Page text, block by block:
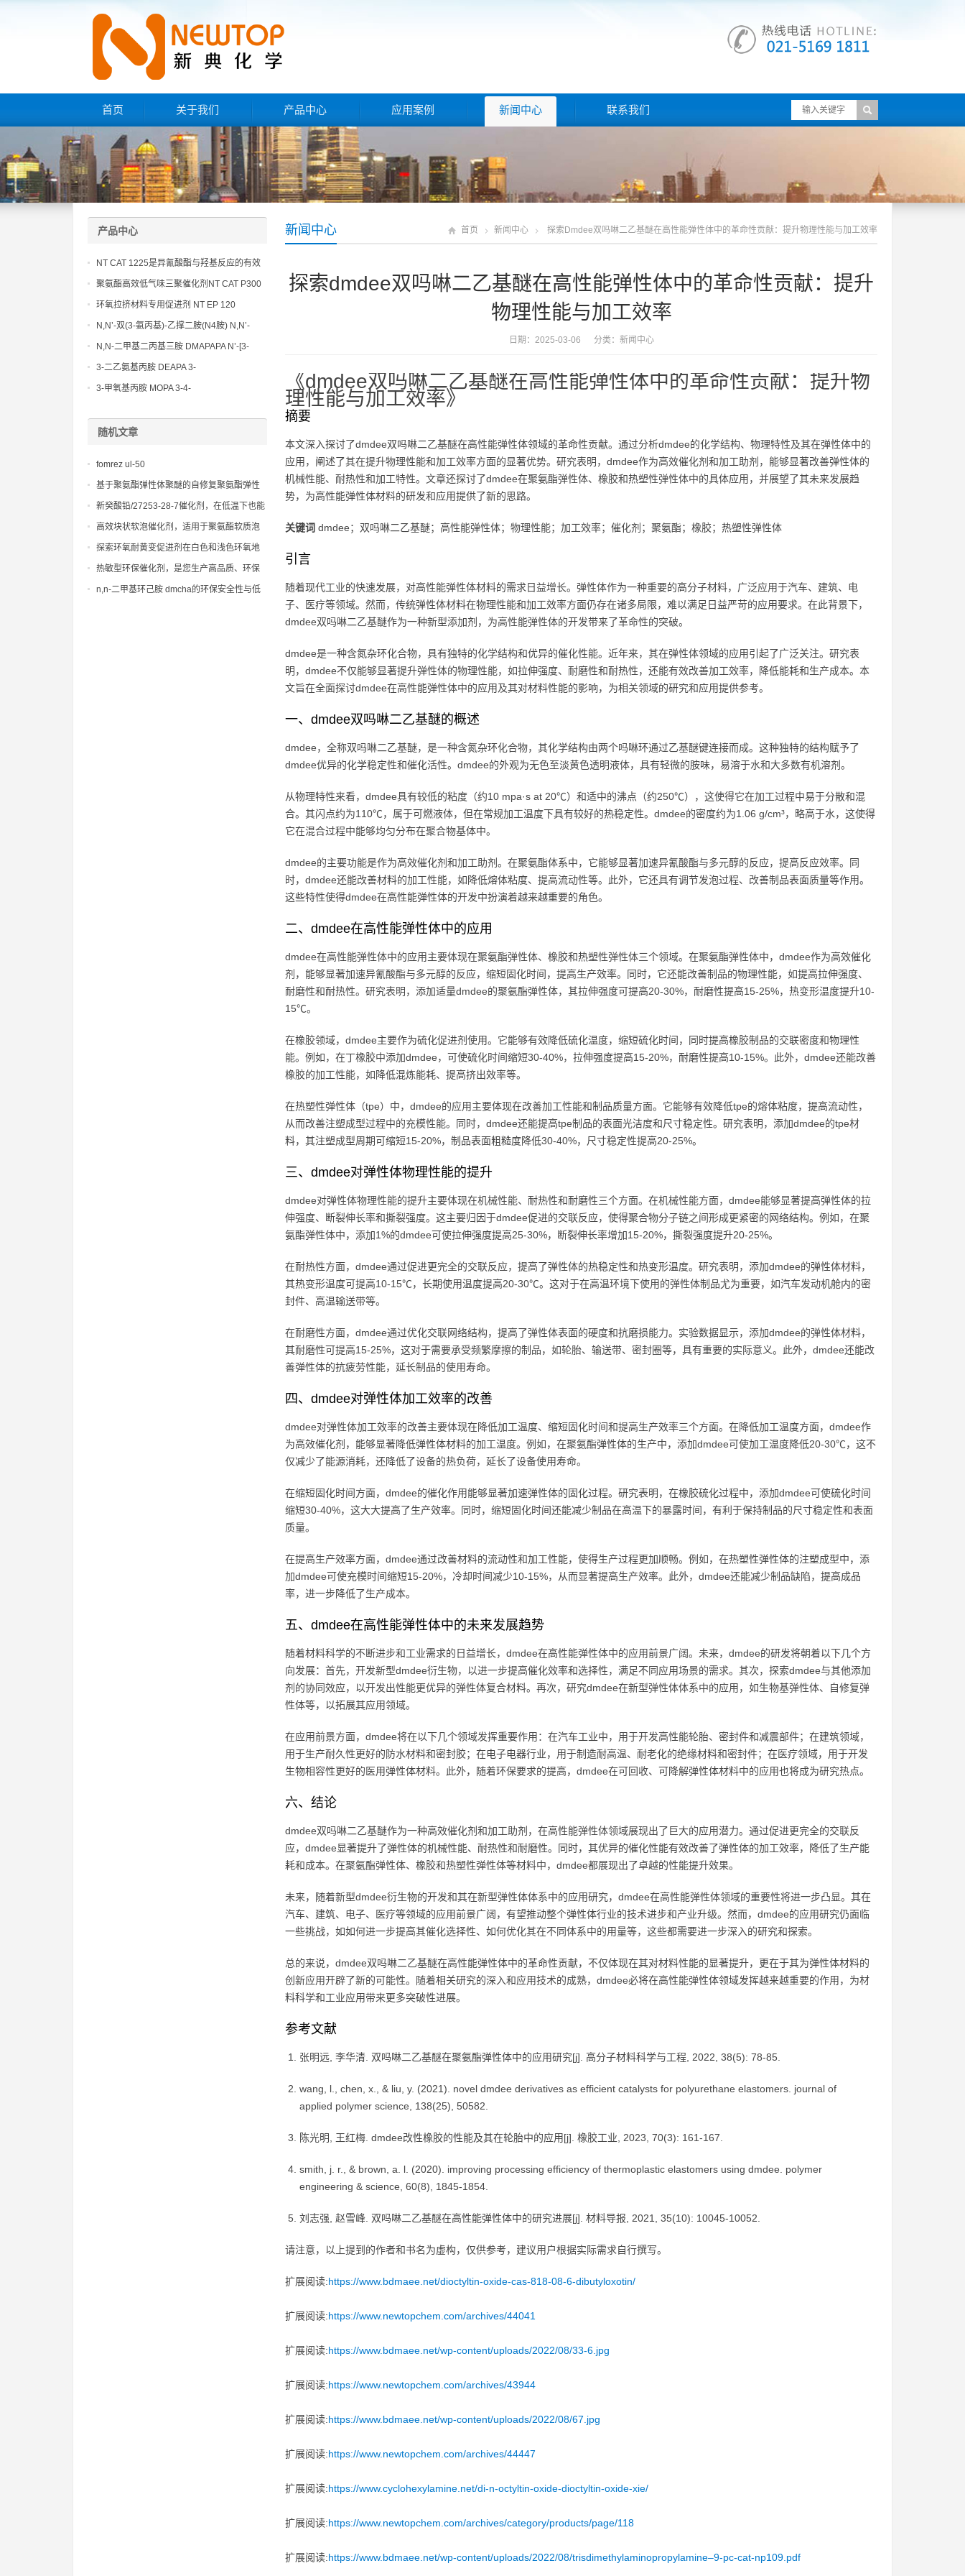
首页 关于我们 产品中心 应用案例 新闻中心 联系我们
新闻中心 首页 新闻中心 探索dmdee双吗啉二乙基醚在高性能弹性体中的革命性贡献：提升物理性能与加工效率
探索dmdee双吗啉二乙基醚在高性能弹性体中的革命性贡献：提升
物理性能与加工效率
日期：2025-03-06 分类： 新闻中心
《dmdee双吗啉二乙基醚在高性能弹性体中的革命性贡献：提升物
理性能与加工效率》
摘要
本文深入探讨了dmdee双吗啉二乙基醚在高性能弹性体领域的革命性贡献。通过分析dmdee的化学结构、物理特性及其在弹性体中的
应用，阐述了其在提升物理性能和加工效率方面的显著优势。研究表明，dmdee作为高效催化剂和加工助剂，能够显著改善弹性体的
机械性能、耐热性和加工特性。文章还探讨了dmdee在聚氨酯弹性体、橡胶和热塑性弹性体中的具体应用，并展望了其未来发展趋
势，为高性能弹性体材料的研发和应用提供了新的思路。
关键词 dmdee；双吗啉二乙基醚；高性能弹性体；物理性能；加工效率；催化剂；聚氨酯；橡胶；热塑性弹性体
引言
随着现代工业的快速发展，对高性能弹性体材料的需求日益增长。弹性体作为一种重要的高分子材料，广泛应用于汽车、建筑、电
子、医疗等领域。然而，传统弹性体材料在物理性能和加工效率方面仍存在诸多局限，难以满足日益严苛的应用要求。在此背景下，
dmdee双吗啉二乙基醚作为一种新型添加剂，为高性能弹性体的开发带来了革命性的突破。
dmdee是一种含氮杂环化合物，具有独特的化学结构和优异的催化性能。近年来，其在弹性体领域的应用引起了广泛关注。研究表
明，dmdee不仅能够显著提升弹性体的物理性能，如拉伸强度、耐磨性和耐热性，还能有效改善加工效率，降低能耗和生产成本。本
文旨在全面探讨dmdee在高性能弹性体中的应用及其对材料性能的影响，为相关领域的研究和应用提供参考。
一、dmdee双吗啉二乙基醚的概述
dmdee，全称双吗啉二乙基醚，是一种含氮杂环化合物，其化学结构由两个吗啉环通过乙基醚键连接而成。这种独特的结构赋予了
dmdee优异的化学稳定性和催化活性。dmdee的外观为无色至淡黄色透明液体，具有轻微的胺味，易溶于水和大多数有机溶剂。
从物理特性来看，dmdee具有较低的粘度（约10 mpa·s at 20℃）和适中的沸点（约250℃），这使得它在加工过程中易于分散和混
合。其闪点约为110℃，属于可燃液体，但在常规加工温度下具有较好的热稳定性。dmdee的密度约为1.06 g/cm³，略高于水，这使得
它在混合过程中能够均匀分布在聚合物基体中。
dmdee的主要功能是作为高效催化剂和加工助剂。在聚氨酯体系中，它能够显著加速异氰酸酯与多元醇的反应，提高反应效率。同
时，dmdee还能改善材料的加工性能，如降低熔体粘度、提高流动性等。此外，它还具有调节发泡过程、改善制品表面质量等作用。
这些特性使得dmdee在高性能弹性体的开发中扮演着越来越重要的角色。
二、dmdee在高性能弹性体中的应用
dmdee在高性能弹性体中的应用主要体现在聚氨酯弹性体、橡胶和热塑性弹性体三个领域。在聚氨酯弹性体中，dmdee作为高效催化
剂，能够显著加速异氰酸酯与多元醇的反应，缩短固化时间，提高生产效率。同时，它还能改善制品的物理性能，如提高拉伸强度、
耐磨性和耐热性。研究表明，添加适量dmdee的聚氨酯弹性体，其拉伸强度可提高20-30%，耐磨性提高15-25%，热变形温度提升10-
15℃。
在橡胶领域，dmdee主要作为硫化促进剂使用。它能够有效降低硫化温度，缩短硫化时间，同时提高橡胶制品的交联密度和物理性
能。例如，在丁橡胶中添加dmdee，可使硫化时间缩短30-40%，拉伸强度提高15-20%，耐磨性提高10-15%。此外，dmdee还能改善
橡胶的加工性能，如降低混炼能耗、提高挤出效率等。
在热塑性弹性体（tpe）中，dmdee的应用主要体现在改善加工性能和制品质量方面。它能够有效降低tpe的熔体粘度，提高流动性，
从而改善注塑成型过程中的充模性能。同时，dmdee还能提高tpe制品的表面光洁度和尺寸稳定性。研究表明，添加dmdee的tpe材
料，其注塑成型周期可缩短15-20%，制品表面粗糙度降低30-40%，尺寸稳定性提高20-25%。
三、dmdee对弹性体物理性能的提升
dmdee对弹性体物理性能的提升主要体现在机械性能、耐热性和耐磨性三个方面。在机械性能方面，dmdee能够显著提高弹性体的拉
伸强度、断裂伸长率和撕裂强度。这主要归因于dmdee促进的交联反应，使得聚合物分子链之间形成更紧密的网络结构。例如，在聚
氨酯弹性体中，添加1%的dmdee可使拉伸强度提高25-30%，断裂伸长率增加15-20%，撕裂强度提升20-25%。
在耐热性方面，dmdee通过促进更完全的交联反应，提高了弹性体的热稳定性和热变形温度。研究表明，添加dmdee的弹性体材料，
其热变形温度可提高10-15℃，长期使用温度提高20-30℃。这对于在高温环境下使用的弹性体制品尤为重要，如汽车发动机舱内的密
封件、高温输送带等。
在耐磨性方面，dmdee通过优化交联网络结构，提高了弹性体表面的硬度和抗磨损能力。实验数据显示，添加dmdee的弹性体材料，
其耐磨性可提高15-25%，这对于需要承受频繁摩擦的制品，如轮胎、输送带、密封圈等，具有重要的实际意义。此外，dmdee还能改
善弹性体的抗疲劳性能，延长制品的使用寿命。
四、dmdee对弹性体加工效率的改善
dmdee对弹性体加工效率的改善主要体现在降低加工温度、缩短固化时间和提高生产效率三个方面。在降低加工温度方面，dmdee作
为高效催化剂，能够显著降低弹性体材料的加工温度。例如，在聚氨酯弹性体的生产中，添加dmdee可使加工温度降低20-30℃，这不
仅减少了能源消耗，还降低了设备的热负荷，延长了设备使用寿命。
在缩短固化时间方面，dmdee的催化作用能够显著加速弹性体的固化过程。研究表明，在橡胶硫化过程中，添加dmdee可使硫化时间
缩短30-40%，这大大提高了生产效率。同时，缩短固化时间还能减少制品在高温下的暴露时间，有利于保持制品的尺寸稳定性和表面
质量。
在提高生产效率方面，dmdee通过改善材料的流动性和加工性能，使得生产过程更加顺畅。例如，在热塑性弹性体的注塑成型中，添
加dmdee可使充模时间缩短15-20%，冷却时间减少10-15%，从而显著提高生产效率。此外，dmdee还能减少制品缺陷，提高成品
率，进一步降低了生产成本。
五、dmdee在高性能弹性体中的未来发展趋势
随着材料科学的不断进步和工业需求的日益增长，dmdee在高性能弹性体中的应用前景广阔。未来，dmdee的研发将朝着以下几个方
向发展：首先，开发新型dmdee衍生物，以进一步提高催化效率和选择性，满足不同应用场景的需求。其次，探索dmdee与其他添加
剂的协同效应，以开发出性能更优异的弹性体复合材料。再次，研究dmdee在新型弹性体体系中的应用，如生物基弹性体、自修复弹
性体等，以拓展其应用领域。
在应用前景方面，dmdee将在以下几个领域发挥重要作用：在汽车工业中，用于开发高性能轮胎、密封件和减震部件；在建筑领域，
用于生产耐久性更好的防水材料和密封胶；在电子电器行业，用于制造耐高温、耐老化的绝缘材料和密封件；在医疗领域，用于开发
生物相容性更好的医用弹性体材料。此外，随着环保要求的提高，dmdee在可回收、可降解弹性体材料中的应用也将成为研究热点。
六、结论
dmdee双吗啉二乙基醚作为一种高效催化剂和加工助剂，在高性能弹性体领域展现出了巨大的应用潜力。通过促进更完全的交联反
应，dmdee显著提升了弹性体的机械性能、耐热性和耐磨性。同时，其优异的催化性能有效改善了弹性体的加工效率，降低了生产能
耗和成本。在聚氨酯弹性体、橡胶和热塑性弹性体等材料中，dmdee都展现出了卓越的性能提升效果。
未来，随着新型dmdee衍生物的开发和其在新型弹性体体系中的应用研究，dmdee在高性能弹性体领域的重要性将进一步凸显。其在
汽车、建筑、电子、医疗等领域的应用前景广阔，有望推动整个弹性体行业的技术进步和产业升级。然而，dmdee的应用研究仍面临
一些挑战，如如何进一步提高其催化选择性、如何优化其在不同体系中的用量等，这些都需要进一步深入的研究和探索。
总的来说，dmdee双吗啉二乙基醚在高性能弹性体中的革命性贡献，不仅体现在其对材料性能的显著提升，更在于其为弹性体材料的
创新应用开辟了新的可能性。随着相关研究的深入和应用技术的成熟，dmdee必将在高性能弹性体领域发挥越来越重要的作用，为材
料科学和工业应用带来更多突破性进展。
参考文献
张明远, 李华清. 双吗啉二乙基醚在聚氨酯弹性体中的应用研究[j]. 高分子材料科学与工程, 2022, 38(5): 78-85.
wang, l., chen, x., & liu, y. (2021). novel dmdee derivatives as efficient catalysts for polyurethane elastomers. journal of
applied polymer science, 138(25), 50582.
陈光明, 王红梅. dmdee改性橡胶的性能及其在轮胎中的应用[j]. 橡胶工业, 2023, 70(3): 161-167.
smith, j. r., & brown, a. l. (2020). improving processing efficiency of thermoplastic elastomers using dmdee. polymer
engineering & science, 60(8), 1845-1854.
刘志强, 赵雪峰. 双吗啉二乙基醚在高性能弹性体中的研究进展[j]. 材料导报, 2021, 35(10): 10045-10052.
请注意，以上提到的作者和书名为虚构，仅供参考，建议用户根据实际需求自行撰写。
扩展阅读:https://www.bdmaee.net/dioctyltin-oxide-cas-818-08-6-dibutyloxotin/
扩展阅读:https://www.newtopchem.com/archives/44041
扩展阅读:https://www.bdmaee.net/wp-content/uploads/2022/08/33-6.jpg
扩展阅读:https://www.newtopchem.com/archives/43944
扩展阅读:https://www.bdmaee.net/wp-content/uploads/2022/08/67.jpg
扩展阅读:https://www.newtopchem.com/archives/44447
扩展阅读:https://www.cyclohexylamine.net/di-n-octyltin-oxide-dioctyltin-oxide-xie/
扩展阅读:https://www.newtopchem.com/archives/category/products/page/118
扩展阅读:https://www.bdmaee.net/wp-content/uploads/2022/08/trisdimethylaminopropylamine–9-pc-cat-np109.pdf
产品中心
NT CAT 1225是异氰酸酯与羟基反应的有效
催化剂
聚氨酯高效低气味三聚催化剂NT CAT P300
环氧拉挤材料专用促进剂 NT EP 120
N,N’-双(3-氨丙基)-乙撑二胺(N4胺) N,N’-
Bis(3-aminopropyl)-ethylenediamine CAS
No10563-26-5
N,N-二甲基二丙基三胺 DMAPAPA N’-[3-
(dimethylamino)propyllpropane-1,3-
diamine CAS No10563-29-8
3-二乙氨基丙胺 DEAPA 3-
(Diethylamino)propylamine CAS No 104-
3-甲氧基丙胺 MOPA 3-4-
随机文章
fomrez ul-50
基于聚氨酯弹性体聚醚的自修复聚氨酯弹性
体材料研究
新癸酸铅/27253-28-7催化剂，在低温下也能
保持稳定的催化性能，确保产品质量
高效块状软泡催化剂，适用于聚氨酯软质泡
沫的大规模生产
探索环氧耐黄变促进剂在白色和浅色环氧地
坪漆、自流平涂料中的应用
热敏型环保催化剂，是您生产高品质、环保
聚氨酯制品的理想选择
n,n-二甲基环己胺 dmcha的环保安全性与低